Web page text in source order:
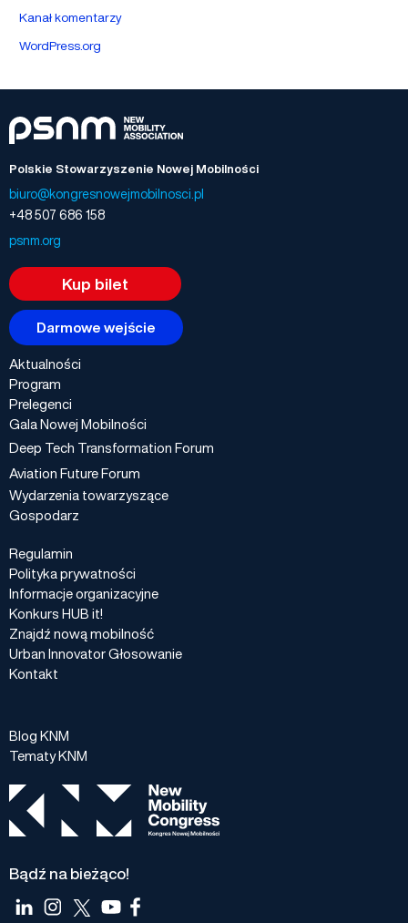
Kanał komentarzy
WordPress.org
Polskie Stowarzyszenie Nowej Mobilności
biuro@kongresnowejmobilnosci.pl
+48 507 686 158
psnm.org
Kup bilet
Darmowe wejście
Aktualności
Program
Prelegenci
Gala Nowej Mobilności
Deep Tech Transformation Forum
Aviation Future Forum
Wydarzenia towarzyszące
Gospodarz
Regulamin
Polityka prywatności
Informacje organizacyjne
Konkurs HUB it!
Znajdź nową mobilność
Urban Innovator Głosowanie
Kontakt
Blog KNM
Tematy KNM
Bądź na bieżąco!